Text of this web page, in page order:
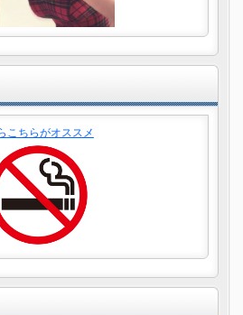
こちらがオススメ